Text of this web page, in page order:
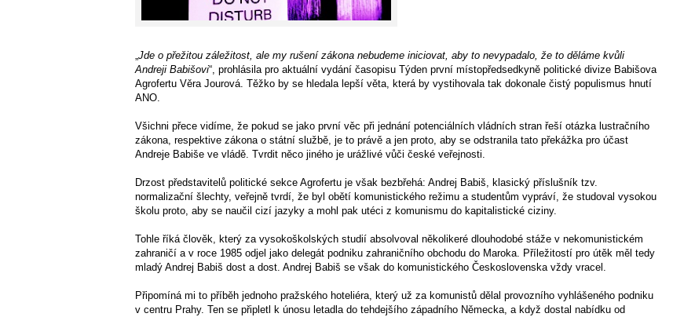
„Jde o přežitou záležitost, ale my rušení zákona nebudeme iniciovat, aby to nevypadalo, že to děláme kvůli
Andreji Babišovi“, prohlásila pro aktuální vydání časopisu Týden první místopředsedkyně politické divize Babišova
Agrofertu Věra Jourová. Těžko by se hledala lepší věta, která by vystihovala tak dokonale čistý populismus hnutí
ANO.
Všichni přece vidíme, že pokud se jako první věc při jednání potenciálních vládních stran řeší otázka lustračního
zákona, respektive zákona o státní službě, je to právě a jen proto, aby se odstranila tato překážka pro účast
Andreje Babiše ve vládě. Tvrdit něco jiného je urážlivé vůči české veřejnosti.
Drzost představitelů politické sekce Agrofertu je však bezbřehá: Andrej Babiš, klasický příslušník tzv.
normalizační šlechty, veřejně tvrdí, že byl obětí komunistického režimu a studentům vypráví, že studoval vysokou
školu proto, aby se naučil cizí jazyky a mohl pak utéci z komunismu do kapitalistické ciziny.
Tohle říká člověk, který za vysokoškolských studií absolvoval několikeré dlouhodobé stáže v nekomunistickém
zahraničí a v roce 1985 odjel jako delegát podniku zahraničního obchodu do Maroka. Příležitostí pro útěk měl tedy
mladý Andrej Babiš dost a dost. Andrej Babiš se však do komunistického Československa vždy vracel.
Připomíná mi to příběh jednoho pražského hoteliéra, který už za komunistů dělal provozního vyhlášeného podniku
v centru Prahy. Ten se připletl k únosu letadla do tehdejšího západního Německa, a když dostal nabídku od